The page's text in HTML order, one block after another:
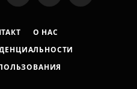
О НАС